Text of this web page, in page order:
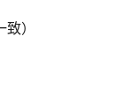
）